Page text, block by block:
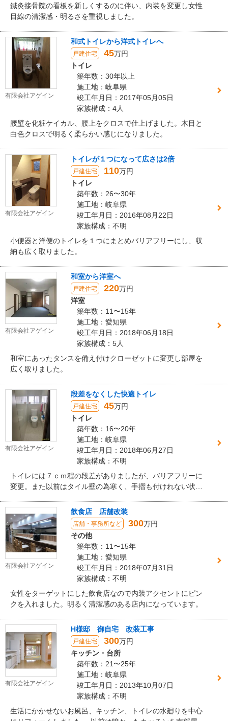
鍼灸接骨院の看板を新しくするのに伴い、内装を変更し女性
目線の清潔感・明るさを重視しました。
有限会社アゲイン
和式トイレから洋式トイレへ
戸建住宅 45万円
トイレ
築年数：30年以上
施工地：岐阜県
竣工年月日：2017年05月05日
家族構成：4人
腰壁を化粧ケイカル、腰上をクロスで仕上げました。木目と
白色クロスで明るく柔らかい感じになりました。
有限会社アゲイン
トイレが１つになって広さは2倍
戸建住宅 110万円
トイレ
築年数：26〜30年
施工地：岐阜県
竣工年月日：2016年08月22日
家族構成：不明
小便器と洋便のトイレを１つにまとめバリアフリーにし、収
納も広く取りました。
有限会社アゲイン
和室から洋室へ
戸建住宅 220万円
洋室
築年数：11〜15年
施工地：愛知県
竣工年月日：2018年06月18日
家族構成：5人
和室にあったタンスを備え付けクローゼットに変更し部屋を
広く取りました。
有限会社アゲイン
段差をなくした快適トイレ
戸建住宅 45万円
トイレ
築年数：16〜20年
施工地：岐阜県
竣工年月日：2018年06月27日
家族構成：不明
トイレには７ｃｍ程の段差がありましたが、バリアフリーに
変更。また以前はタイル壁の為寒く、手摺も付けれない状態
有限会社アゲイン
飲食店 店舗改装
店舗・事務所など 300万円
その他
築年数：11〜15年
施工地：愛知県
竣工年月日：2018年07月31日
家族構成：不明
女性をターゲットにした飲食店なので内装アクセントにピン
クを入れました。明るく清潔感のある店内になっています。
有限会社アゲイン
H様邸 御自宅 改装工事
戸建住宅 300万円
キッチン・台所
築年数：21〜25年
施工地：岐阜県
竣工年月日：2013年10月07日
家族構成：不明
生活にかかせないお風呂、キッチン、トイレの水廻りを中心